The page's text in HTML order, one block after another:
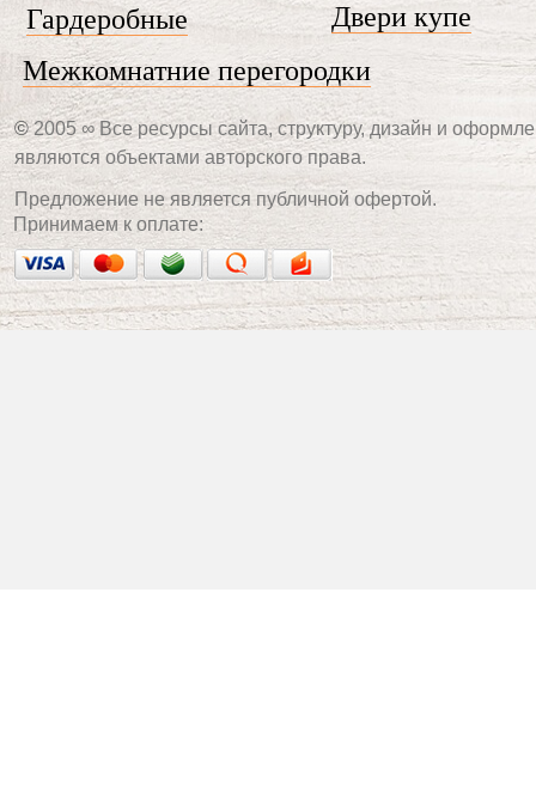
Предложение не является публичной офертой.
Принимаем к оплате:
Межкомнатние перегородки
Гардеробные Двери купе
©2005 ∞ Все ресурсы сайта, структуру, дизайн и
являются объектами авторского права.